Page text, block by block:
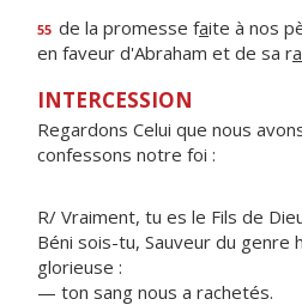
55 de la promesse faite à nos
en faveur d'Abraham et de sa ra
INTERCESSION
Regardons Celui que nous
confessons notre foi :
R/ Vraiment, tu es le Fils de
Béni sois-tu, Sauveur du genre
glorieuse :
— ton sang nous a rachetés.